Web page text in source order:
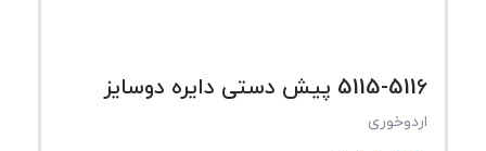
5115-5116 پیش دستی دایره دوسایز
اردوخوری